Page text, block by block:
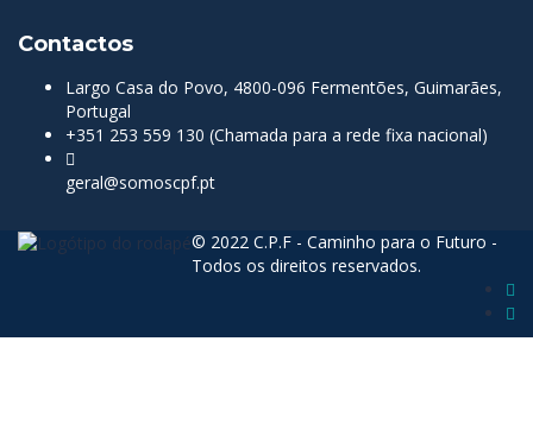
Contactos
Largo Casa do Povo, 4800-096 Fermentões, Guimarães,
Portugal
+351 253 559 130 (Chamada para a rede fixa nacional)
geral@somoscpf.pt
© 2022 C.P.F - Caminho para o Futuro -
Todos os direitos reservados.